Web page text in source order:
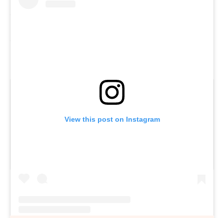
View this post on Instagram